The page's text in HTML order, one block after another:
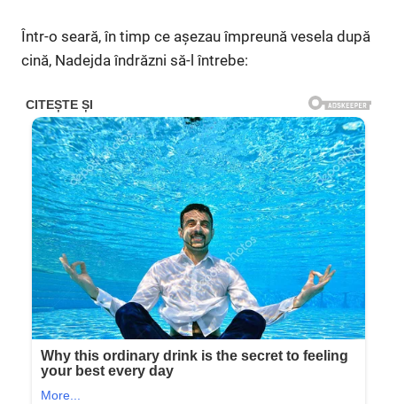
Într-o seară, în timp ce așezau împreună vesela după
cină, Nadejda îndrăzni să-l întrebe: